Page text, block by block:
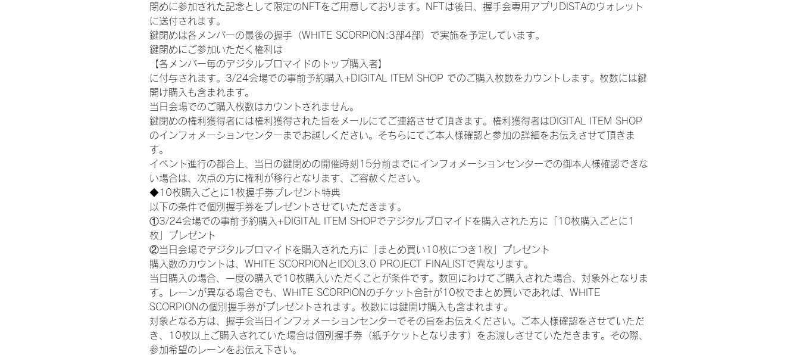
閉めに参加された記念として限定のNFTをご用意しております。NFTは後日、握手会専用アプリDISTAのウォレット
に送付されます。
鍵閉めは各メンバーの最後の握手（WHITE SCORPION:3部4部）で実施を予定しています。
鍵閉めにご参加いただく権利は
【各メンバー毎のデジタルブロマイドのトップ購入者】
に付与されます。3/24会場での事前予約購入+DIGITAL ITEM SHOP でのご購入枚数をカウントします。枚数には鍵
開け購入も含まれます。
当日会場でのご購入枚数はカウントされません。
鍵閉めの権利獲得者には権利獲得された旨をメールにてご連絡させて頂きます。権利獲得者はDIGITAL ITEM SHOP
のインフォメーションセンターまでお越しください。そちらにてご本人様確認と参加の詳細をお伝えさせて頂きま
す。
イベント進行の都合上、当日の鍵閉めの開催時刻15分前までにインフォメーションセンターでの御本人様確認できな
い場合は、次点の方に権利が移行となります、ご容赦ください。
◆10枚購入ごとに1枚握手券プレゼント特典
以下の条件で個別握手券をプレゼントさせていただきます。
①3/24会場での事前予約購入+DIGITAL ITEM SHOPでデジタルブロマイドを購入された方に「10枚購入ごとに1
枚」プレゼント
②当日会場でデジタルブロマイドを購入された方に「まとめ買い10枚につき1枚」プレゼント
購入数のカウントは、WHITE SCORPIONとIDOL3.0 PROJECT FINALISTで異なります。
当日購入の場合、一度の購入で10枚購入いただくことが条件です。数回にわけてご購入された場合、対象外となりま
す。レーンが異なる場合でも、WHITE SCORPIONのチケット合計が10枚でまとめ買いであれば、WHITE
SCORPIONの個別握手券がプレゼントされます。枚数には鍵開け購入も含まれます。
対象となる方は、握手会当日インフォメーションセンターでその旨をお伝えください。ご本人様確認をさせていただ
き、10枚以上ご購入されていた場合は個別握手券（紙チケットとなります）をお渡しさせていただきます。その際、
参加希望のレーンをお伝え下さい。